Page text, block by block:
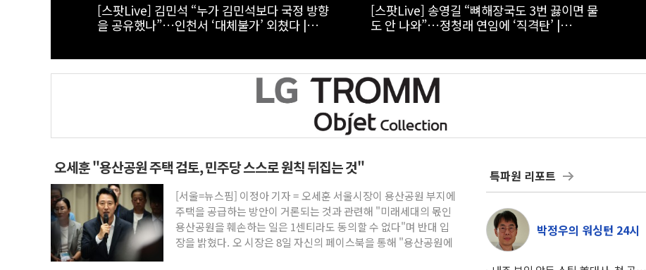
[스팟Live] 환호 속 입장해 나란히 ‘찰칵’…서로
‘저격 연설’ 들을 때 후보들 표정은? | 26.08.08
[스팟Live] 김민석·정청래 ‘초접전’ 2차전 승자
는?...제3차 정기전국당원대회 후보자 인천 합동
오세훈 "용산공원 주택 검토, 민주당 스스로 원칙 뒤집는 것"
[서울=뉴스핌] 이정아 기자 = 오세훈 서울시장이 용산공원 부지에
주택을 공급하는 방안이 거론되는 것과 관련해 "미래세대의 몫인
용산공원을 훼손하는 일은 1센티라도 동의할 수 없다"며 반대 입
장을 밝혔다. 오 시장은 8일 자신의 페이스북을 통해 "용산공원에
특파원 리포트
박정우의 워싱턴 24시